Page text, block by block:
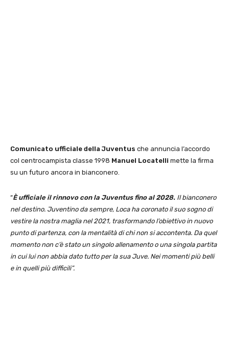
Comunicato ufficiale della Juventus che annuncia l’accordo
col centrocampista classe 1998 Manuel Locatelli mette la firma
su un futuro ancora in bianconero.
“È ufficiale il rinnovo con la Juventus fino al 2028. Il bianconero
nel destino. Juventino da sempre, Loca ha coronato il suo sogno di
vestire la nostra maglia nel 2021, trasformando l’obiettivo in nuovo
punto di partenza, con la mentalità di chi non si accontenta. Da quel
momento non c’è stato un singolo allenamento o una singola partita
in cui lui non abbia dato tutto per la sua Juve. Nei momenti più belli
e in quelli più difficili”.